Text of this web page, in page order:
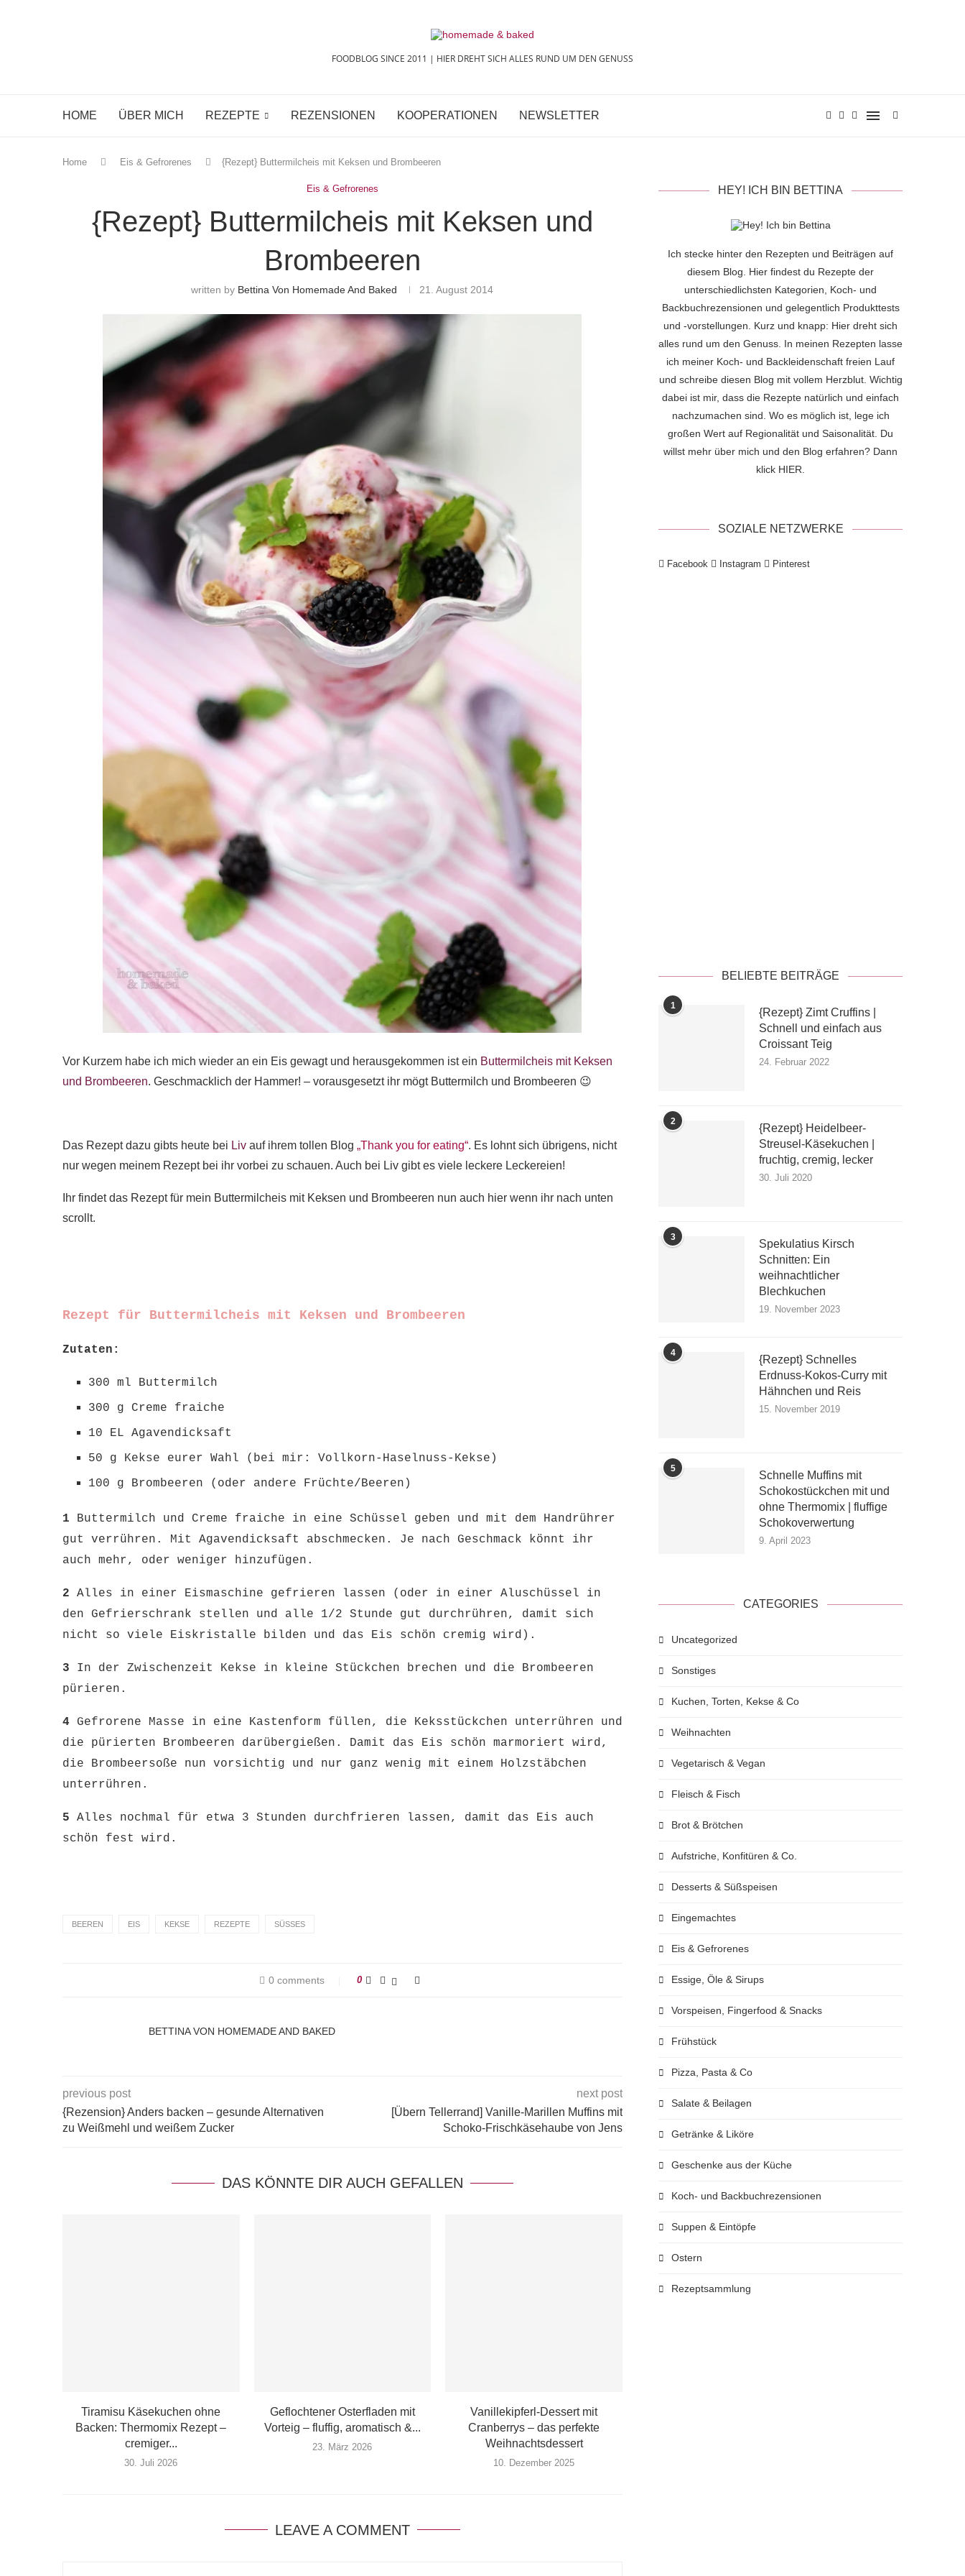
FOODBLOG SINCE 2011 | HIER DREHT SICH ALLES RUND UM DEN GENUSS
HOME ÜBER MICH REZEPTE REZENSIONEN KOOPERATIONEN NEWSLETTER
Home Eis & Gefrorenes {Rezept} Buttermilcheis mit Keksen und Brombeeren
Eis & Gefrorenes
{Rezept} Buttermilcheis mit Keksen und
Brombeeren
written by Bettina Von Homemade And Baked 21. August 2014
Vor Kurzem habe ich mich wieder an ein Eis gewagt und herausgekommen ist ein Buttermilcheis mit Keksen
und Brombeeren. Geschmacklich der Hammer! – vorausgesetzt ihr mögt Buttermilch und Brombeeren 😉
Das Rezept dazu gibts heute bei Liv auf ihrem tollen Blog „Thank you for eating“. Es lohnt sich übrigens, nicht
nur wegen meinem Rezept bei ihr vorbei zu schauen. Auch bei Liv gibt es viele leckere Leckereien!
Ihr findet das Rezept für mein Buttermilcheis mit Keksen und Brombeeren nun auch hier wenn ihr nach unten
scrollt.
Rezept für Buttermilcheis mit Keksen und Brombeeren
Zutaten:
300 ml Buttermilch
300 g Creme fraiche
10 EL Agavendicksaft
50 g Kekse eurer Wahl (bei mir: Vollkorn-Haselnuss-Kekse)
100 g Brombeeren (oder andere Früchte/Beeren)
1 Buttermilch und Creme fraiche in eine Schüssel geben und mit dem Handrührer
gut verrühren. Mit Agavendicksaft abschmecken. Je nach Geschmack könnt ihr
auch mehr, oder weniger hinzufügen.
2 Alles in einer Eismaschine gefrieren lassen (oder in einer Aluschüssel in
den Gefrierschrank stellen und alle 1/2 Stunde gut durchrühren, damit sich
nicht so viele Eiskristalle bilden und das Eis schön cremig wird).
3 In der Zwischenzeit Kekse in kleine Stückchen brechen und die Brombeeren
pürieren.
4 Gefrorene Masse in eine Kastenform füllen, die Keksstückchen unterrühren und
die pürierten Brombeeren darübergießen. Damit das Eis schön marmoriert wird,
die Brombeersoße nun vorsichtig und nur ganz wenig mit einem Holzstäbchen
unterrühren.
5 Alles nochmal für etwa 3 Stunden durchfrieren lassen, damit das Eis auch
schön fest wird.
BEEREN EIS KEKSE REZEPTE SÜSSES
0 comments 0
BETTINA VON HOMEMADE AND BAKED
previous post
{Rezension} Anders backen – gesunde Alternativen
zu Weißmehl und weißem Zucker
next post
[Übern Tellerrand] Vanille-Marillen Muffins mit
Schoko-Frischkäsehaube von Jens
DAS KÖNNTE DIR AUCH GEFALLEN
Tiramisu Käsekuchen ohne
Backen: Thermomix Rezept –
cremiger...
30. Juli 2026
Geflochtener Osterfladen mit
Vorteig – fluffig, aromatisch &...
23. März 2026
Vanillekipferl-Dessert mit
Cranberrys – das perfekte
Weihnachtsdessert
10. Dezember 2025
LEAVE A COMMENT
HEY! ICH BIN BETTINA
Ich stecke hinter den Rezepten und Beiträgen auf
diesem Blog. Hier findest du Rezepte der
unterschiedlichsten Kategorien, Koch- und
Backbuchrezensionen und gelegentlich Produkttests
und -vorstellungen. Kurz und knapp: Hier dreht sich
alles rund um den Genuss. In meinen Rezepten lasse
ich meiner Koch- und Backleidenschaft freien Lauf
und schreibe diesen Blog mit vollem Herzblut. Wichtig
dabei ist mir, dass die Rezepte natürlich und einfach
nachzumachen sind. Wo es möglich ist, lege ich
großen Wert auf Regionalität und Saisonalität. Du
willst mehr über mich und den Blog erfahren? Dann
klick HIER
SOZIALE NETZWERKE
Facebook Instagram Pinterest
BELIEBTE BEITRÄGE
1
{Rezept} Zimt Cruffins |
Schnell und einfach aus
Croissant Teig
24. Februar 2022
2
{Rezept} Heidelbeer-
Streusel-Käsekuchen |
fruchtig, cremig, lecker
30. Juli 2020
3
Spekulatius Kirsch
Schnitten: Ein
weihnachtlicher
Blechkuchen
19. November 2023
4
{Rezept} Schnelles
Erdnuss-Kokos-Curry mit
Hähnchen und Reis
15. November 2019
5
Schnelle Muffins mit
Schokostückchen mit und
ohne Thermomix | fluffige
Schokoverwertung
9. April 2023
CATEGORIES
Uncategorized
Sonstiges
Kuchen, Torten, Kekse & Co
Weihnachten
Vegetarisch & Vegan
Fleisch & Fisch
Brot & Brötchen
Aufstriche, Konfitüren & Co.
Desserts & Süßspeisen
Eingemachtes
Eis & Gefrorenes
Essige, Öle & Sirups
Vorspeisen, Fingerfood & Snacks
Frühstück
Pizza, Pasta & Co
Salate & Beilagen
Getränke & Liköre
Geschenke aus der Küche
Koch- und Backbuchrezensionen
Suppen & Eintöpfe
Ostern
Rezeptsammlung